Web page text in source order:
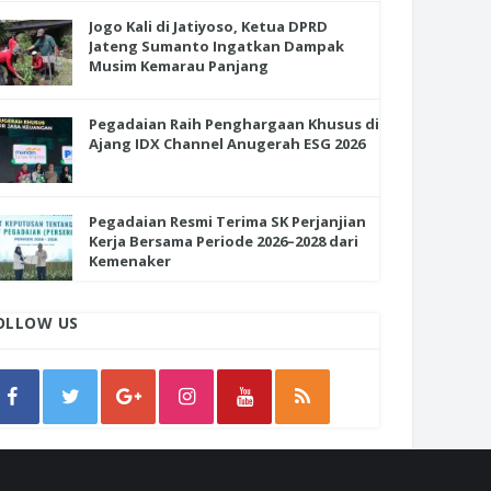
Jogo Kali di Jatiyoso, Ketua DPRD
Jateng Sumanto Ingatkan Dampak
Musim Kemarau Panjang
Pegadaian Raih Penghargaan Khusus di
Ajang IDX Channel Anugerah ESG 2026
Pegadaian Resmi Terima SK Perjanjian
Kerja Bersama Periode 2026–2028 dari
Kemenaker
US